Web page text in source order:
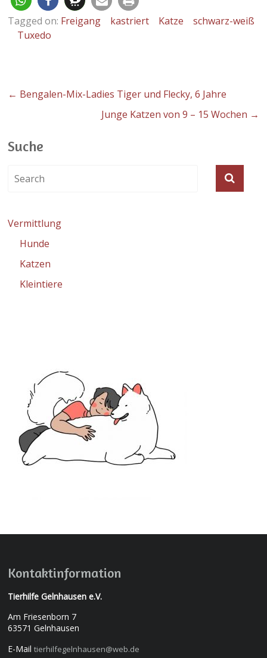
Tagged on: Freigang kastriert Katze
schwarz-weiß
Tuxedo
← Bengalen-Mix-Ladies Tiger und Flecky, 6 Jahre
Junge Katzen von 9 – 15 Wochen →
Suche
Vermittlung
Hunde
Katzen
Kleintiere
Kontaktinformation
Tierhilfe Gelnhausen e.V.
Am Friesenborn 7
63571 Gelnhausen
E-Mailtierhilfegelnhausen@web.de